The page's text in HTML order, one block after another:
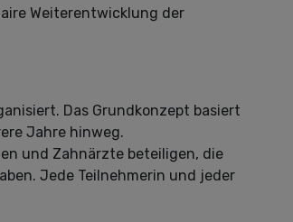
Weiterentwicklung der
Das Grundkonzept basiert
Jahre hinweg.
und Zahnärzte beteiligen, die
Jede Teilnehmerin und jeder